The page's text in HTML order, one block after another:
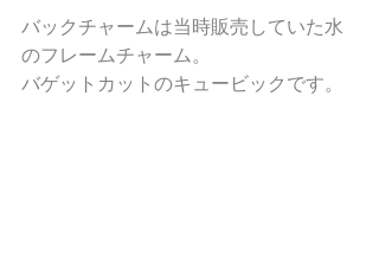
バックチャームは当時販売していた水
のフレームチャーム。
バゲットカットのキュービックです。